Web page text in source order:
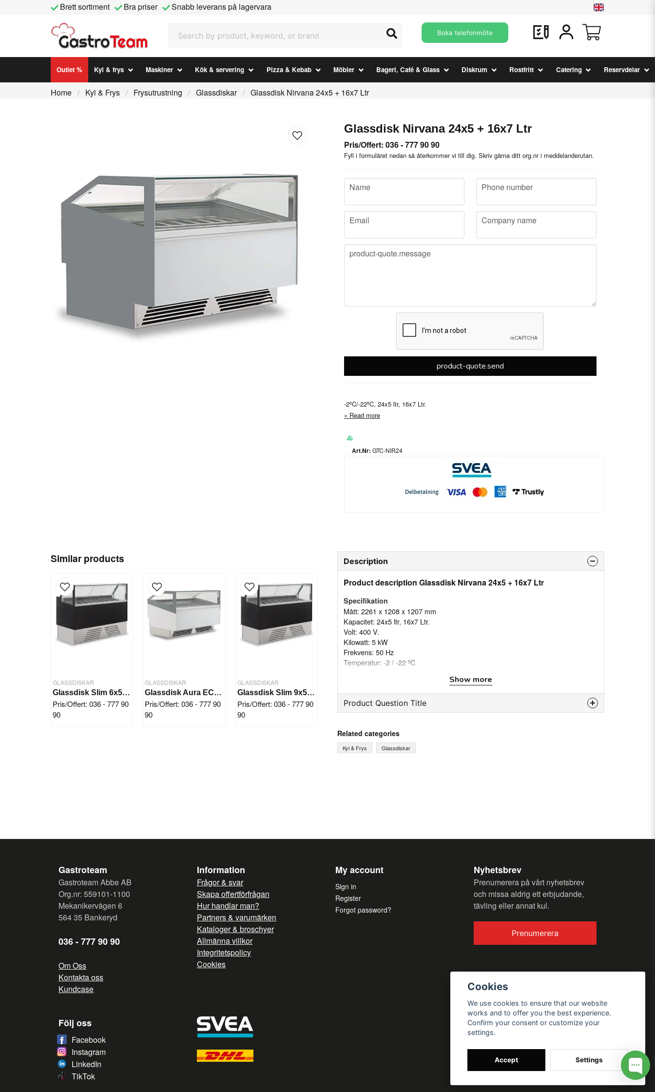
Brett sortiment Bra priser
Snabb leverans på lagervara
Boka telefonmöte
Outlet % Kyl & frys Maskiner Kök & servering Pizza & Kebab Möbler Bageri, Café & Glass Diskrum Rostfritt Catering Reservdelar
Home Kyl & Frys Frysutrustning Glassdiskar Glassdisk Nirvana 24x5 + 16x7 Ltr
Glassdisk Nirvana 24x5 + 16x7 Ltr
Pris/Offert: 036 - 777 90 90
Fyll i formuläret nedan så återkommer vi till dig. Skriv gärna ditt org.nr i meddelanderutan.
name
Name
email
Email
phone
Phone number
company
Company name
message
product-quote.message
product-quote.send
-2ºC/-22ºC, 24x5 ltr, 16x7 Ltr.
Read more
GTC-NIR24
Similar products
GLASSDISKAR
Glassdisk Slim 6x5 + 4x7 ltr
Pris/Offert: 036 - 777 90
90
GLASSDISKAR
Glassdisk Aura ECO 12x5 + 8x7 Ltr
Pris/Offert: 036 - 777 90
90
GLASSDISKAR
Glassdisk Slim 9x5 + 6x7 Ltr
Pris/Offert: 036 - 777 90
90
Description
Product description Glassdisk Nirvana 24x5 + 16x7 Ltr
Specifikation
Mått: 2261 x 1208 x 1207 mm
Kapacitet: 24x5 ltr, 16x7 Ltr.
Volt: 400 V.
Kilowatt: 5 kW
Frekvens: 50 Hz
Temperatur: -2 / -22 ºC
Show more
Product Question Title
Ask us something about this product...
Related categories
Kyl & Frys Glassdiskar
Gastroteam
Gastroteam Abbe AB
Org.nr: 559101-1100
Mekanikervägen 6
564 35 Bankeryd
036 - 777 90 90
Om Oss
Kontakta oss
Kundcase
Information
Frågor & svar
Skapa offertförfrågan
Hur handlar man?
Partners & varumärken
Kataloger & broschyer
Allmänna villkor
Integritetspolicy
Cookies
My account
Sign in
Register
Forgot password?
Nyhetsbrev
Prenumerera på vårt nyhetsbrev
och missa aldrig ett erbjudande,
tävling eller annat kul.
Prenumerera
Följ oss
Facebook
Instagram
LinkedIn
TikTok
Cookies
We use cookies to ensure that our website
works and to offer you the best experience.
Confirm your consent or customize your
settings.
Accept Settings